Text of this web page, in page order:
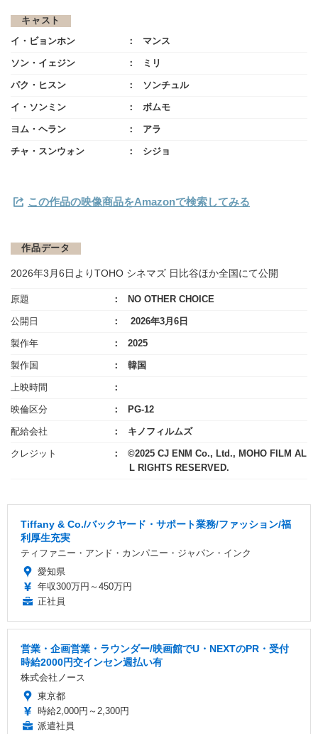
キャスト
イ・ビョンホン マンス
ソン・イェジン ミリ
パク・ヒスン ソンチュル
イ・ソンミン ボムモ
ヨム・ヘラン アラ
チャ・スンウォン シジョ
この作品の映像商品をAmazonで検索してみる
作品データ
2026年3月6日よりTOHO シネマズ 日比谷ほか全国にて公開
原題 NO OTHER CHOICE
公開日 2026年3月6日
製作年 2025
製作国 韓国
上映時間
映倫区分 PG-12
配給会社 キノフィルムズ
クレジット
©2025 CJ ENM Co., Ltd., MOHO FILM AL
L RIGHTS RESERVED.
Tiffany & Co./バックヤード・サポート業務/ファッション/福
利厚生充実
ティファニー・アンド・カンパニー・ジャパン・インク
愛知県
年収300万円～450万円
正社員
営業・企画営業・ラウンダー/映画館でU・NEXTのPR・受付
時給2000円交インセン週払い有
株式会社ノース
東京都
時給2,000円～2,300円
派遣社員